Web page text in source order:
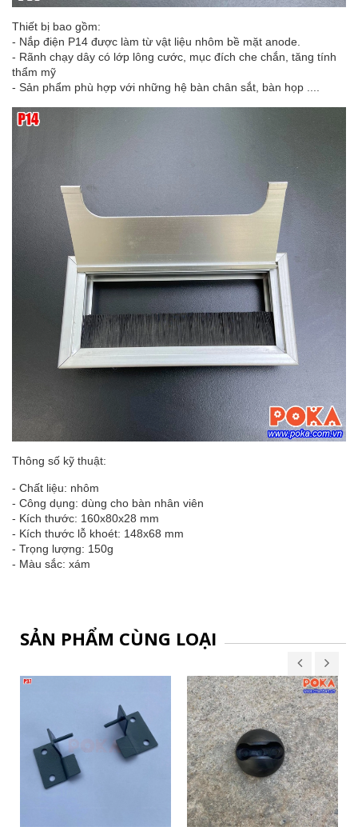
Thiết bị bao gồm:
- Nắp điện P14 được làm từ vật liệu nhôm bề mặt anode.
- Rãnh chạy dây có lớp lông cước, mục đích che chắn, tăng tính
thẩm mỹ
- Sản phẩm phù hợp với những hệ bàn chân sắt, bàn họp ....
Thông số kỹ thuật:
- Chất liệu: nhôm
- Công dụng: dùng cho bàn nhân viên
- Kích thước: 160x80x28 mm
- Kích thước lỗ khoét: 148x68 mm
- Trọng lượng: 150g
- Màu sắc: xám
SẢN PHẨM CÙNG LOẠI